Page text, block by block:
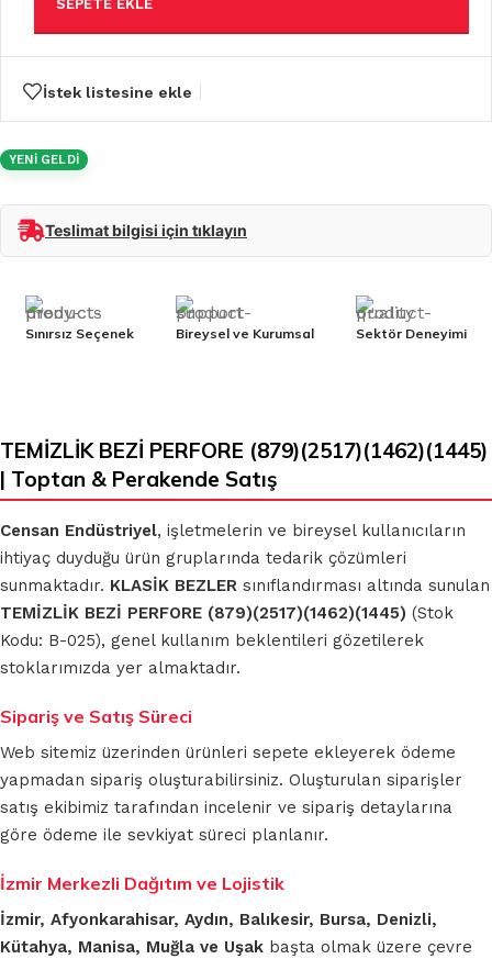
SEPETE EKLE
İstek listesine ekle
YENİ GELDİ
Teslimat bilgisi için tıklayın
Sınırsız Seçenek Bireysel ve Kurumsal Sektör Deneyimi
TEMİZLİK BEZİ PERFORE (879)(2517)(1462)(1445)
| Toptan & Perakende Satış
Censan Endüstriyel, işletmelerin ve bireysel kullanıcıların
ihtiyaç duyduğu ürün gruplarında tedarik çözümleri
sunmaktadır. KLASİK BEZLER sınıflandırması altında sunulan
TEMİZLİK BEZİ PERFORE (879)(2517)(1462)(1445) (Stok
Kodu: B-025), genel kullanım beklentileri gözetilerek
stoklarımızda yer almaktadır.
Sipariş ve Satış Süreci
Web sitemiz üzerinden ürünleri sepete ekleyerek ödeme
yapmadan sipariş oluşturabilirsiniz. Oluşturulan siparişler
satış ekibimiz tarafından incelenir ve sipariş detaylarına
göre ödeme ile sevkiyat süreci planlanır.
İzmir Merkezli Dağıtım ve Lojistik
İzmir, Afyonkarahisar, Aydın, Balıkesir, Bursa, Denizli,
Kütahya, Manisa, Muğla ve Uşak başta olmak üzere çevre